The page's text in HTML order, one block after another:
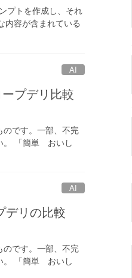
プトを作成し、それ
内容が含まれている
AI
プデリ比較
のです。一部、不完
。 「簡単 おいし
AI
デリの比較
のです。一部、不完
。 「簡単 おいし